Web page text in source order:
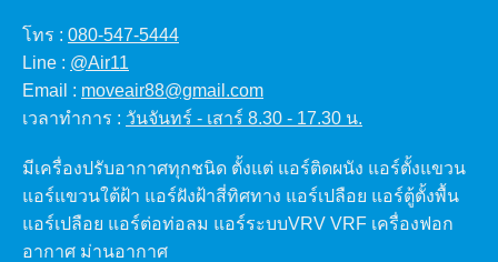
โทร : 080-547-5444
Line : @Air11
Email : moveair88@gmail.com
เวลาทำการ : วันจันทร์ - เสาร์ 8.30 - 17.30 น.
มีเครื่องปรับอากาศทุกชนิด ตั้งแต่ แอร์ติดผนัง แอร์ตั้งแขวน
แอร์แขวนใต้ฝ้า แอร์ฝังฝ้าสี่ทิศทาง แอร์เปลือย แอร์ตู้ตั้งพื้น
แอร์เปลือย แอร์ต่อท่อลม แอร์ระบบVRV VRF เครื่องฟอก
อากาศ ม่านอากาศ